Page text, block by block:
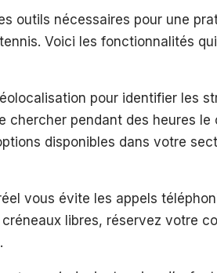
outils nécessaires pour une
Voici les fonctionnalités
pour identifier les
chercher pendant des heures le
disponibles dans votre
vous évite les appels
libres, réservez votre